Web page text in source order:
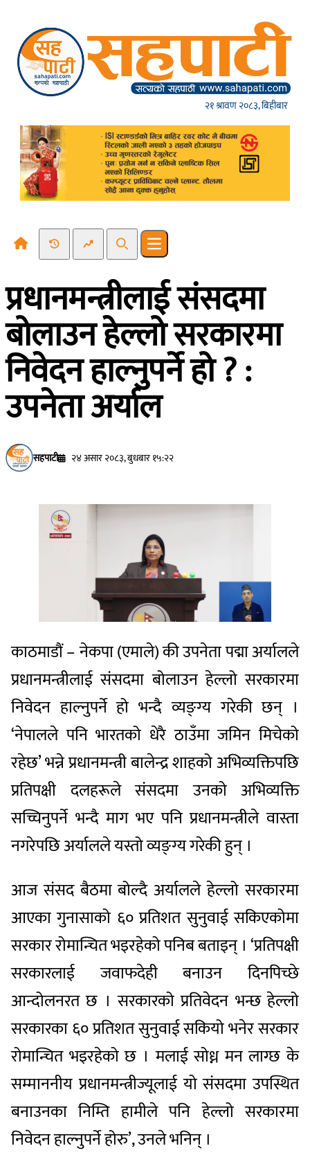
२१ श्रावण २०८३, बिहीबार
Recent NewsTrending News
SearchOpen main menu
प्रधानमन्त्रीलाई संसदमा
बोलाउन हेल्लो सरकारमा
निवेदन हाल्नुपर्ने हो ? :
उपनेता अर्याल
सहपाटी २४ असार २०८३, बुधबार १५:२२
काठमाडौं – नेकपा (एमाले) की उपनेता पद्मा अर्यालले
प्रधानमन्त्रीलाई संसदमा बोलाउन हेल्लो सरकारमा
निवेदन हाल्नुपर्ने हो भन्दै व्यङ्ग्य गरेकी छन् ।
‘नेपालले पनि भारतको धेरै ठाउँमा जमिन मिचेको
रहेछ’ भन्ने प्रधानमन्त्री बालेन्द्र शाहको अभिव्यक्तिपछि
प्रतिपक्षी दलहरूले संसदमा उनको अभिव्यक्ति
सच्चिनुपर्ने भन्दै माग भए पनि प्रधानमन्त्रीले वास्ता
नगरेपछि अर्यालले यस्तो व्यङ्ग्य गरेकी हुन् ।
आज संसद बैठमा बोल्दै अर्यालले हेल्लो सरकारमा
आएका गुनासाको ६० प्रतिशत सुनुवाई सकिएकोमा
सरकार रोमान्चित भइरहेको पनिब बताइन् । ‘प्रतिपक्षी
सरकारलाई जवाफदेही बनाउन दिनपिच्छे
आन्दोलनरत छ । सरकारको प्रतिवेदन भन्छ हेल्लो
सरकारका ६० प्रतिशत सुनुवाई सकियो भनेर सरकार
रोमान्चित भइरहेको छ । मलाई सोध्न मन लाग्छ के
सम्माननीय प्रधानमन्त्रीज्यूलाई यो संसदमा उपस्थित
बनाउनका निम्ति हामीले पनि हेल्लो सरकारमा
निवेदन हाल्नुपर्ने होरु’, उनले भनिन् ।